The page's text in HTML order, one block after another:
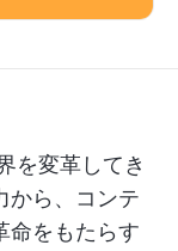
を変革してき
から、コンテ
命をもたらす